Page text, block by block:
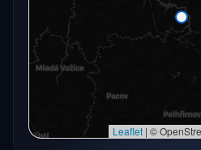
Otevřít v plné
Zkusit znovu
Otevřít v
Leaflet | ©